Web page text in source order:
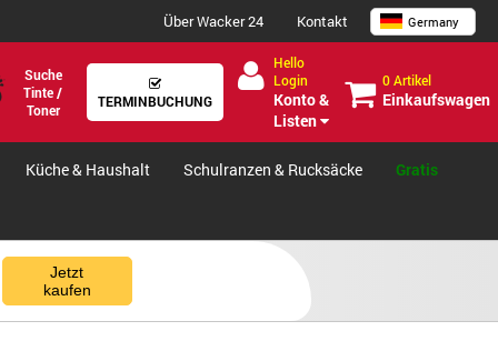
Über Wacker 24 Kontakt Germany
Suche
Tinte /
Toner
TERMINBUCHUNG
Hello
Login
Konto &
Listen
0 Artikel
Einkaufswagen
Küche & Haushalt Schulranzen & Rucksäcke Gratis
Jetzt
kaufen